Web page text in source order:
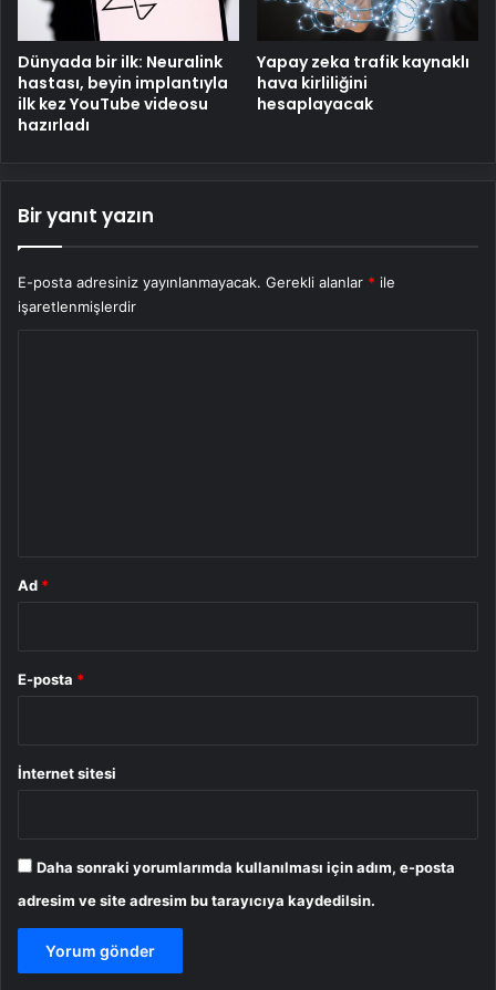
Dünyada bir ilk: Neuralink
hastası, beyin implantıyla
ilk kez YouTube videosu
hazırladı
Yapay zeka trafik kaynaklı
hava kirliliğini
hesaplayacak
Bir yanıt yazın
E-posta adresiniz yayınlanmayacak. Gerekli alanlar * ile
işaretlenmişlerdir
Ad *
E-posta *
İnternet sitesi
Daha sonraki yorumlarımda kullanılması için adım, e-posta
adresim ve site adresim bu tarayıcıya kaydedilsin.